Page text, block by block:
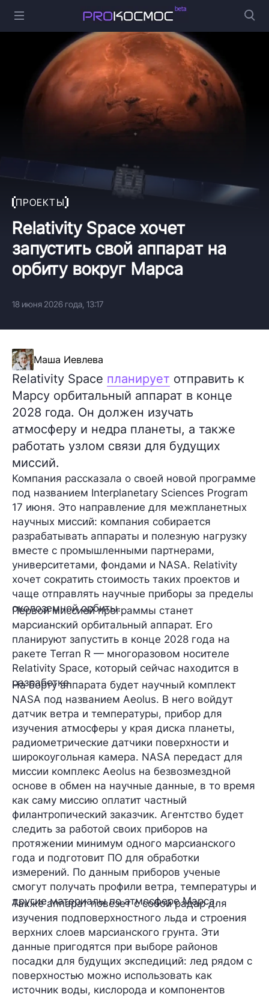
ПРОЕКТЫ
Relativity Space хочет
запустить свой аппарат на
орбиту вокруг Марса
18 июня 2026 года, 13:17
Маша Иевлева
Relativity Space планирует отправить к
Марсу орбитальный аппарат в конце
2028 года. Он должен изучать
атмосферу и недра планеты, а также
работать узлом связи для будущих
миссий.
Компания рассказала о своей новой программе
под названием Interplanetary Sciences Program
17 июня. Это направление для межпланетных
научных миссий: компания собирается
разрабатывать аппараты и полезную нагрузку
вместе с промышленными партнерами,
университетами, фондами и NASA. Relativity
хочет сократить стоимость таких проектов и
чаще отправлять научные приборы за пределы
околоземной орбиты.
Первой миссией программы станет
марсианский орбитальный аппарат. Его
планируют запустить в конце 2028 года на
ракете Terran R — многоразовом носителе
Relativity Space, который сейчас находится в
разработке.
На борту аппарата будет научный комплект
NASA под названием Aeolus. В него войдут
датчик ветра и температуры, прибор для
изучения атмосферы у края диска планеты,
радиометрические датчики поверхности и
широкоугольная камера. NASA передаст для
миссии комплекс Aeolus на безвозмездной
основе в обмен на научные данные, в то время
как саму миссию оплатит частный
филантропический заказчик. Агентство будет
следить за работой своих приборов на
протяжении минимум одного марсианского
года и подготовит ПО для обработки
измерений. По данным приборов ученые
смогут получать профили ветра, температуры и
другие материалы по атмосфере Марса.
Также аппарат повезет с собой радар для
изучения подповерхностного льда и строения
верхних слоев марсианского грунта. Эти
данные пригодятся при выборе районов
посадки для будущих экспедиций: лед рядом с
поверхностью можно использовать как
источник воды, кислорода и компонентов